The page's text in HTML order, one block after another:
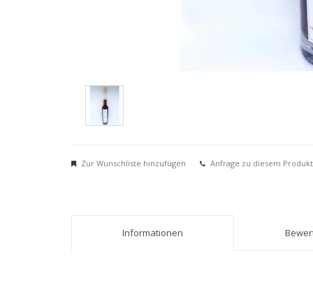
Zur Wunschliste hinzufügen Anfrage zu diesem Produkt
Informationen